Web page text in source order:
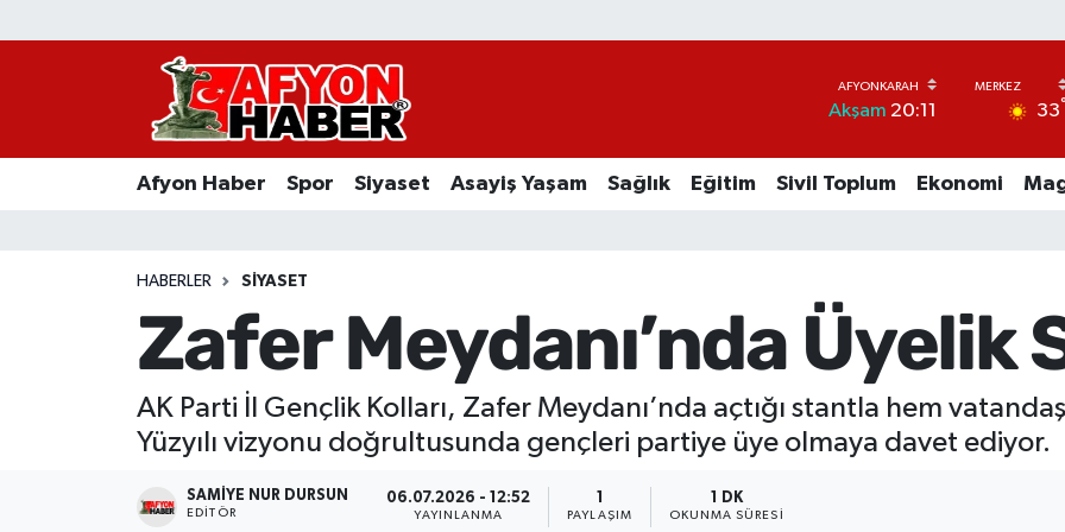
Akşam 20:11 33°
Afyon Haber Spor Siyaset Asayiş Yaşam Sağlık Eğitim Sivil Toplum Ekonomi
HABERLER SIYASET
Zafer Meydanı’nda
AK Parti İl Gençlik Kolları, Zafer Meydanı’nda açtığı stantla hem
Yüzyılı vizyonu doğrultusunda gençleri partiye üye olmaya davet ediyor.
SAMIYE NUR DURSUN
EDITÖR
06.07.2026 - 12:52
YAYINLANMA PAYLAŞIM
1 DK
OKUNMA SÜRESI
Afyon Haber
Asayiş Yaşam
Sivil Toplum
Ekonomi